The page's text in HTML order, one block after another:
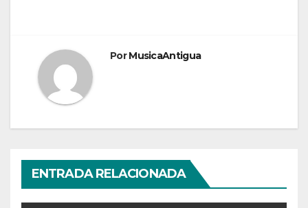
PorMusicaAntigua
ENTRADA RELACIONADA